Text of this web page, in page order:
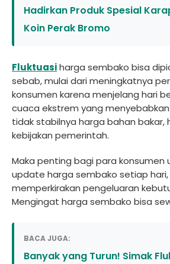
Hadirkan Produk Spesial
Koin Perak Bromo
Fluktuasiharga sembako bisa
sebab, mulai dari meningkatnya
konsumen karena menjelang hari
cuaca ekstrem yang
tidak stabilnya harga bahan bakar,
kebijakan pemerintah.
Maka penting bagi para konsumen
update harga sembako setiap
memperkirakan pengeluaran
Mengingat harga sembako bisa
BACA JUGA:
Banyak yang Turun! Simak